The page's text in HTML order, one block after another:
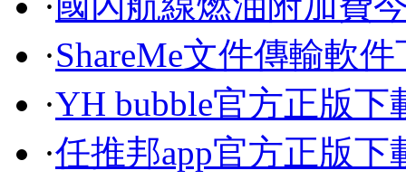
·ShareMe文件傳輸軟
·YH bubble官方正版下
·任推邦app官方正版下